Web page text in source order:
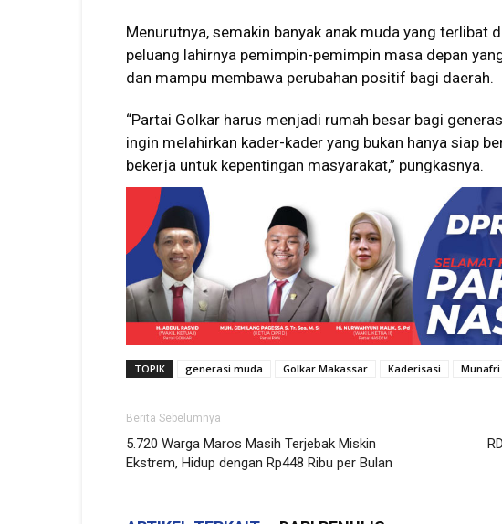
Menurutnya, semakin banyak anak muda yang terlibat
peluang lahirnya pemimpin-pemimpin masa depan
dan mampu membawa perubahan positif bagi daerah.
“Partai Golkar harus menjadi rumah besar bagi
ingin melahirkan kader-kader yang bukan hanya siap
bekerja untuk kepentingan masyarakat,” pungkasnya.
TOPIK generasi muda Golkar Makassar Kaderisasi Munafri
Berita Sebelumnya
5.720 Warga Maros Masih Terjebak Miskin
Ekstrem, Hidup dengan Rp448 Ribu per Bulan